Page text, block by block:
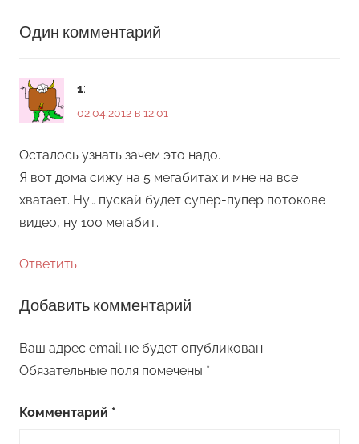
Один комментарий
1:
02.04.2012 в 12:01
Осталось узнать зачем это надо.
Я вот дома сижу на 5 мегабитах и мне на все
хватает. Ну… пускай будет супер-пупер потокове
видео, ну 100 мегабит.
Ответить
Добавить комментарий
Ваш адрес email не будет опубликован.
Обязательные поля помечены *
Комментарий *